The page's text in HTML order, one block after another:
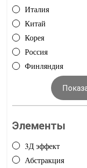
Италия
Китай
Корея
Россия
Финляндия
Элементы
3Д эффект
Абстракция